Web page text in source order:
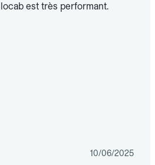
est très performant.
10/06/2025